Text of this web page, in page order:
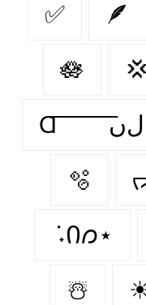
✅ 🪶
🪷 💢
Ɑ͞ ͞ ͞ ͞ ͞ ͞ ͞ ͞ لﮞ
🫧
݁ ˖Ი𐑼⋆
☃️